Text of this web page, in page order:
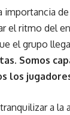
importancia
el ritmo del
el grupo
Somos
los
a la